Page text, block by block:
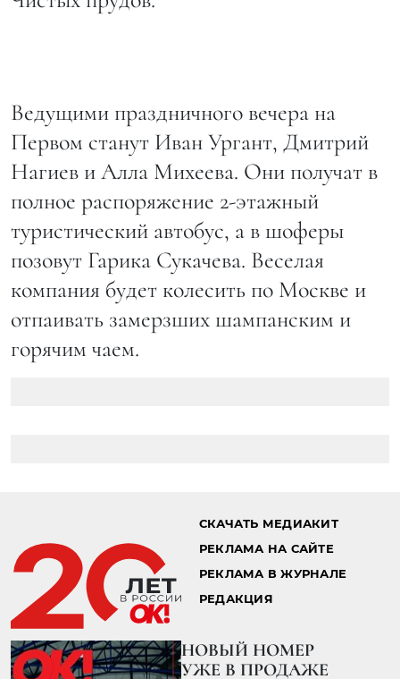
Ведущими праздничного вечера на
Первом станут Иван Ургант, Дмитрий
Нагиев и Алла Михеева. Они получат в
полное распоряжение 2-этажный
туристический автобус, а в шоферы
позовут Гарика Сукачева. Веселая
компания будет колесить по Москве и
отпаивать замерзших шампанским и
горячим чаем.
СКАЧАТЬ МЕДИАКИТ
РЕКЛАМА НА САЙТЕ
РЕКЛАМА В ЖУРНАЛЕ
РЕДАКЦИЯ
НОВЫЙ НОМЕР
УЖЕ В ПРОДАЖЕ